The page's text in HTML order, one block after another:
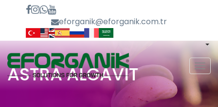
eforganik@eforganik.com.tr
ASTRA ALGAVIT